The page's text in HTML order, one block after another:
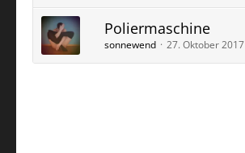
Poliermaschine
sonnewend 27. Oktober 2017